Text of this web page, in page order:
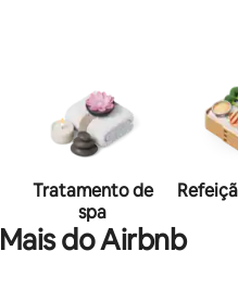
Tratamento de
spa
Mais do Airbnb